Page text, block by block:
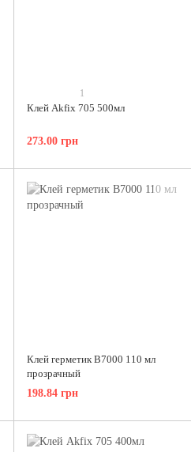
1
Клей Akfix 705 500мл
273.00 грн
Клей герметик B7000 110 мл
прозрачный
198.84 грн